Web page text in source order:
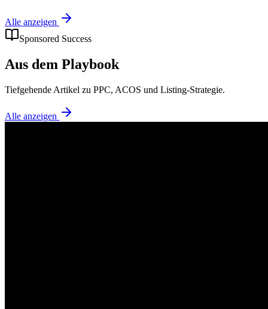
Alle anzeigen
Sponsored Success
Aus dem Playbook
Tiefgehende Artikel zu PPC, ACOS und Listing-Strategie.
Alle anzeigen